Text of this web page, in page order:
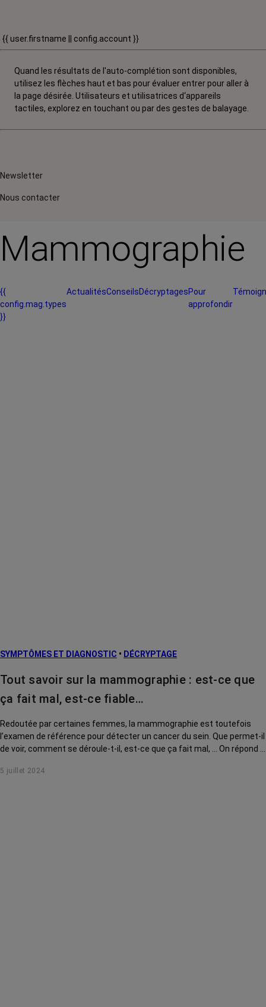
{{ user.firstname || config.account }}
Quand les résultats de l'auto-complétion sont disponibles,
utilisez les flèches haut et bas pour évaluer entrer pour aller à
la page désirée. Utilisateurs et utilisatrices d‘appareils
tactiles, explorez en touchant ou par des gestes de balayage.
Newsletter
Nous contacter
Mammographie
{{
config.mag.types
}}
ActualitésConseilsDécryptagesPour
approfondir
SYMPTÔMES ET DIAGNOSTIC • DÉCRYPTAGE
Tout savoir sur la mammographie : est-ce que
ça fait mal, est-ce fiable…
Redoutée par certaines femmes, la mammographie est toutefois
l’examen de référence pour détecter un cancer du sein. Que permet-il
de voir, comment se déroule-t-il, est-ce que ça fait mal, ... On répond à
5 juillet 2024